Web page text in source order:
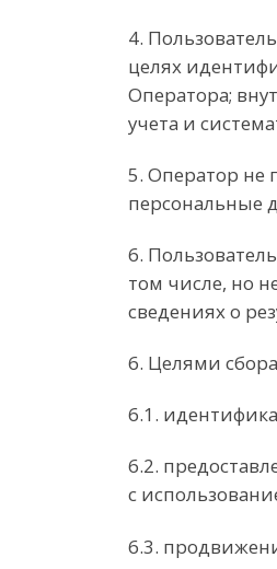
4.
целях
Оператора;
учета и
5. Оператор не
персональные
6.
том числе, но
сведениях о
6. Целями
6.1.
6.2.
с
6.3.